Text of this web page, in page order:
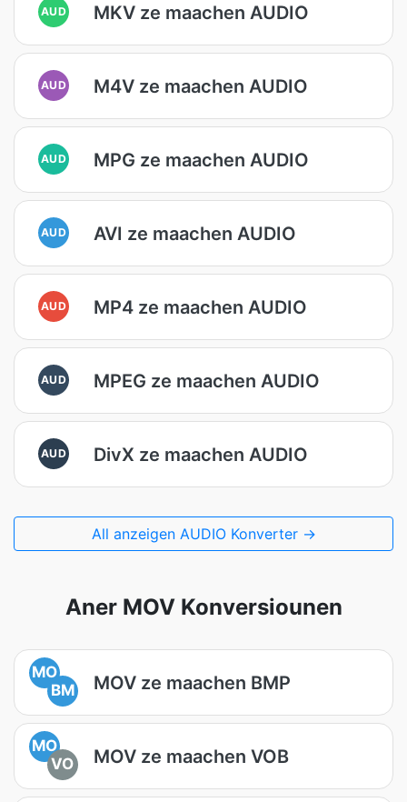
AUD MKV ze maachen AUDIO
AUD M4V ze maachen AUDIO
AUD MPG ze maachen AUDIO
AUD AVI ze maachen AUDIO
AUD MP4 ze maachen AUDIO
AUD MPEG ze maachen AUDIO
AUD DivX ze maachen AUDIO
All anzeigen AUDIO Konverter →
Aner MOV Konversiounen
MO
BM
MOV ze maachen BMP
MO
VO
MOV ze maachen VOB